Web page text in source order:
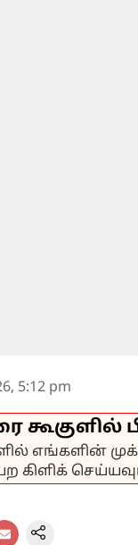
5:12 pm
கூகுளில்
எங்களின்
கிளிக்